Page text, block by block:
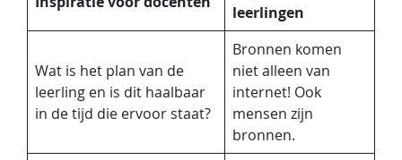
leerlingen
Wat is het plan van de
leerling en is dit haalbaar
in de tijd die ervoor staat?
Bronnen komen
niet alleen van
internet! Ook
mensen zijn
bronnen.